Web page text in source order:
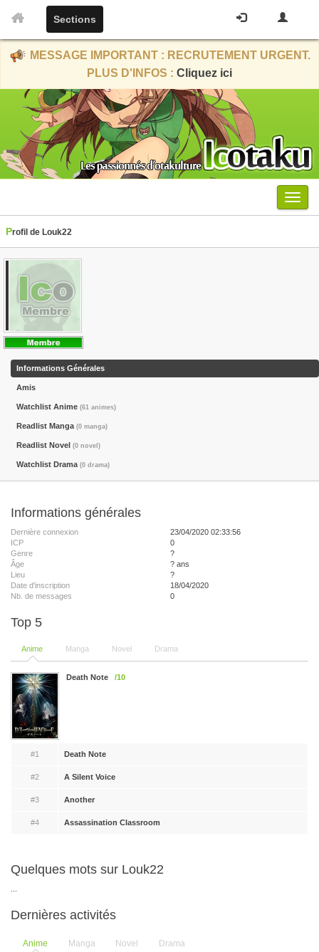
Sections
MESSAGE IMPORTANT : RECRUTEMENT URGENT.
PLUS D'INFOS : Cliquez ici
Menu
Profil de Louk22
Informations Générales
Amis
Watchlist Anime (61 animes)
Readlist Manga (0 manga)
Readlist Novel (0 novel)
Watchlist Drama (0 drama)
Informations générales
Dernière connexion
23/04/2020 02:33:56
ICP
0
Genre
?
Âge
? ans
Lieu
?
Date d'inscription
18/04/2020
Nb. de messages
0
Top 5
Anime Manga Novel Drama
Death Note /10
#1 Death Note
#2 A Silent Voice
#3 Another
#4 Assassination Classroom
Quelques mots sur Louk22
Dernières activités
Anime Manga Novel Drama